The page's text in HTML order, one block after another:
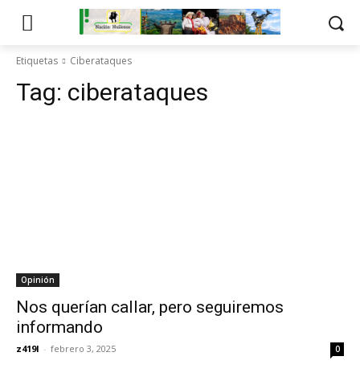
Etiquetas Ciberataques
Tag: ciberataques
Opinión
Nos querían callar, pero seguiremos
informando
z419l - febrero 3, 2025 0